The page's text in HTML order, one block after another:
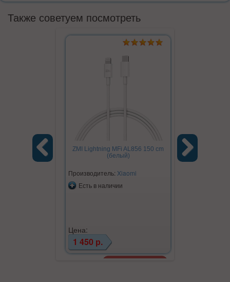
Также советуем посмотреть
ZMI Lightning MFi AL856 150 cm
(белый)
Производитель: Xiaomi
Есть в наличии
Цена:
1 450 р.
мужская для